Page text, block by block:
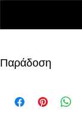
Παράδοση